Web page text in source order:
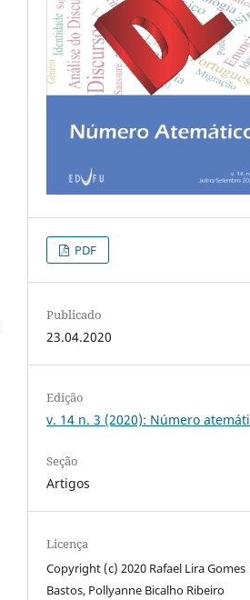
PDF
Publicado
23.04.2020
Edição
v. 14 n. 3 (2020): Número
Seção
Artigos
Licença
Copyright (c) 2020 Rafael Lira Gomes
Bastos, Pollyanne Bicalho Ribeiro